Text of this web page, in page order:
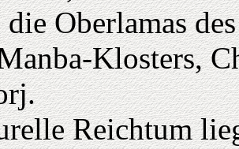
die Oberlamas
Klosters,
Reichtum